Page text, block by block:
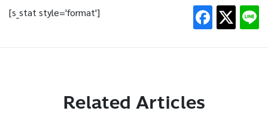
[s_stat style='format']
Related Articles